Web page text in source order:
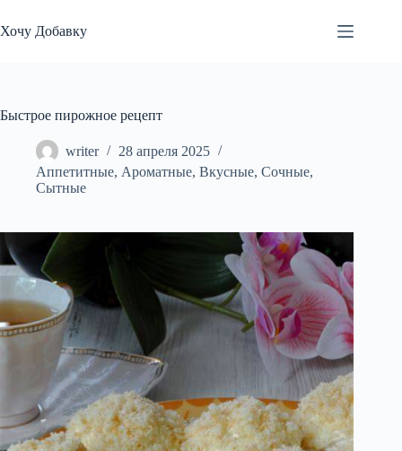
к
сути
Хочу Добавку
Быстрое пирожное рецепт
writer
28 апреля 2025
Аппетитные, Ароматные, Вкусные, Сочные,
Сытные